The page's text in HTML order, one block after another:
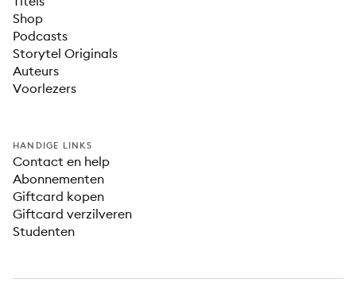
Shop
Podcasts
Storytel Originals
Auteurs
Voorlezers
HANDIGE LINKS
Contact en help
Abonnementen
Giftcard kopen
Giftcard verzilveren
Studenten